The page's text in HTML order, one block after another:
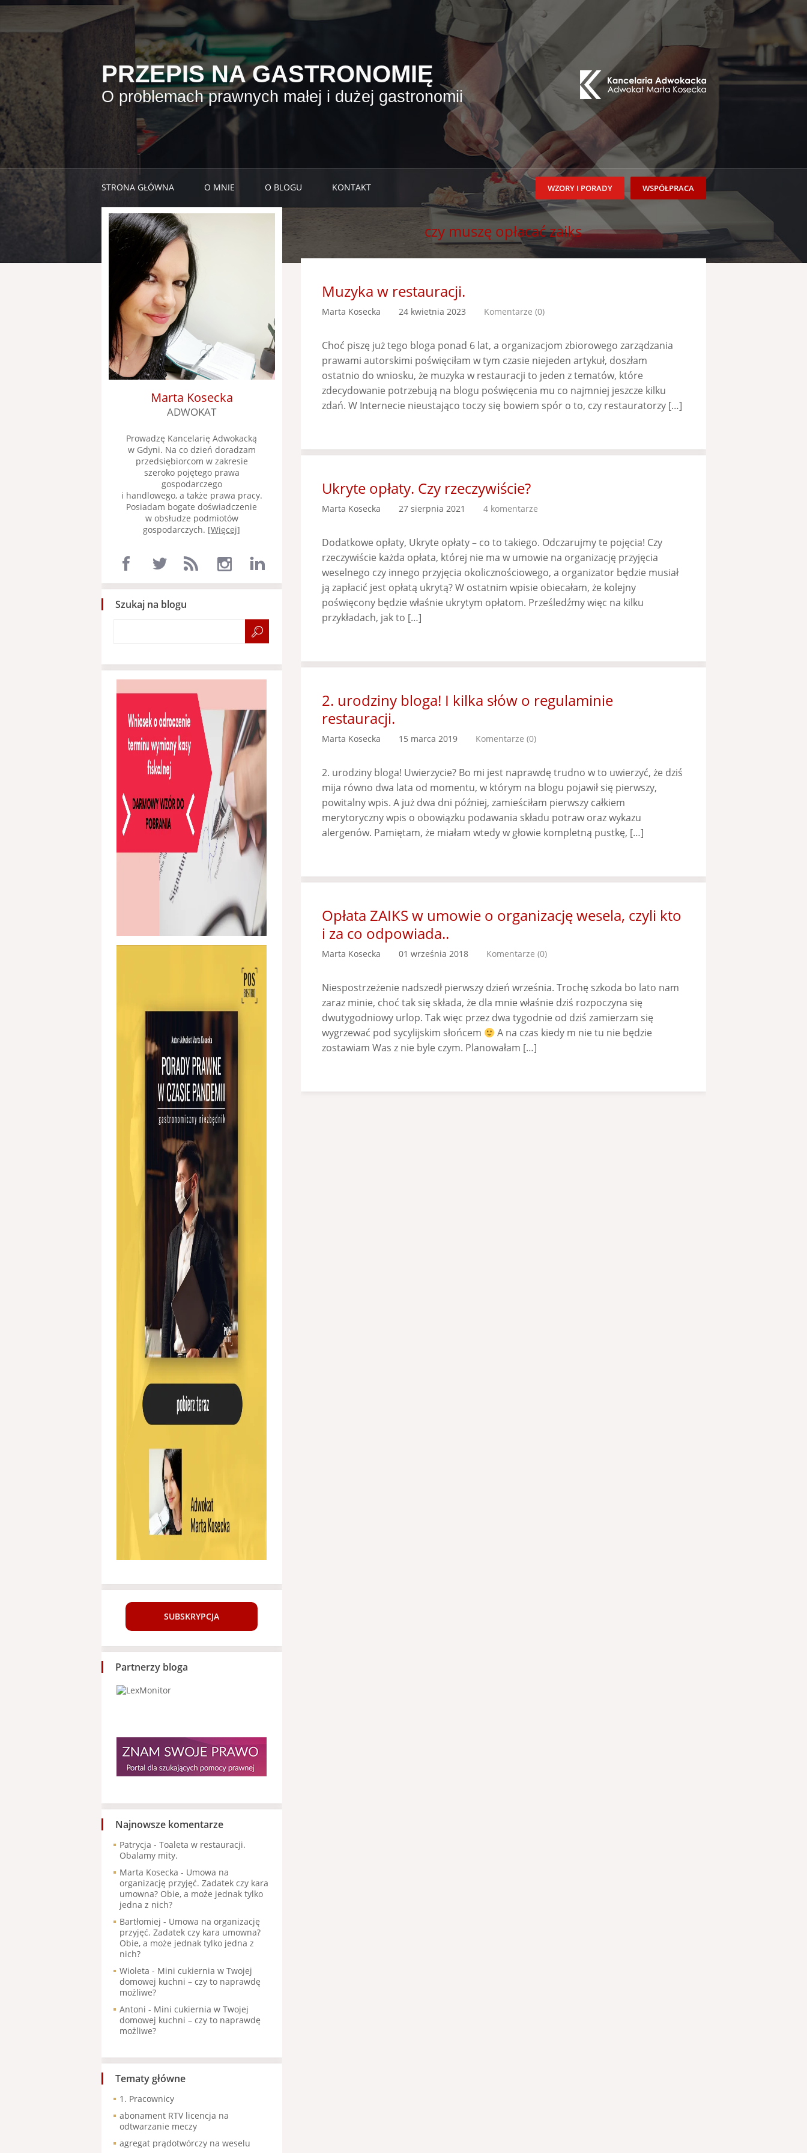
PRZEPIS NA GASTRONOMIĘ
O problemach prawnych małej i dużej gastronomii
STRONA GŁÓWNA O MNIE O BLOGU KONTAKT WSPÓŁPRACA
WZORY I PORADY
czy muszę opłacać zaiks
Muzyka w restauracji.
Marta Kosecka 24 kwietnia 2023 Komentarze (0)
Choć piszę już tego bloga ponad 6 lat, a organizacjom zbiorowego zarządzania
prawami autorskimi poświęciłam w tym czasie niejeden artykuł, doszłam
ostatnio do wniosku, że muzyka w restauracji to jeden z tematów, które
zdecydowanie potrzebują na blogu poświęcenia mu co najmniej jeszcze kilku
zdań. W Internecie nieustająco toczy się bowiem spór o to, czy restauratorzy […]
Ukryte opłaty. Czy rzeczywiście?
Marta Kosecka 27 sierpnia 2021 4 komentarze
Dodatkowe opłaty, Ukryte opłaty – co to takiego. Odczarujmy te pojęcia! Czy
rzeczywiście każda opłata, której nie ma w umowie na organizację przyjęcia
weselnego czy innego przyjęcia okolicznościowego, a organizator będzie musiał
ją zapłacić jest opłatą ukrytą? W ostatnim wpisie obiecałam, że kolejny
poświęcony będzie właśnie ukrytym opłatom. Prześledźmy więc na kilku
przykładach, jak to […]
2. urodziny bloga! I kilka słów o regulaminie
restauracji.
Marta Kosecka 15 marca 2019 Komentarze (0)
2. urodziny bloga! Uwierzycie? Bo mi jest naprawdę trudno w to uwierzyć, że dziś
mija równo dwa lata od momentu, w którym na blogu pojawił się pierwszy,
powitalny wpis. A już dwa dni później, zamieściłam pierwszy całkiem
merytoryczny wpis o obowiązku podawania składu potraw oraz wykazu
alergenów. Pamiętam, że miałam wtedy w głowie kompletną pustkę, […]
Opłata ZAIKS w umowie o organizację wesela, czyli kto
i za co odpowiada..
Marta Kosecka 01 września 2018 Komentarze (0)
Niespostrzeżenie nadszedł pierwszy dzień września. Trochę szkoda bo lato nam
zaraz minie, choć tak się składa, że dla mnie właśnie dziś rozpoczyna się
dwutygodniowy urlop. Tak więc przez dwa tygodnie od dziś zamierzam się
wygrzewać pod sycylijskim słońcem
A na czas kiedy m nie tu nie będzie
zostawiam Was z nie byle czym. Planowałam […]
Marta Kosecka
ADWOKAT
Prowadzę Kancelarię Adwokacką
w Gdyni. Na co dzień doradzam
przedsiębiorcom w zakresie
szeroko pojętego prawa
gospodarczego
i handlowego, a także prawa pracy.
Posiadam bogate doświadczenie
w obsłudze podmiotów
gospodarczych. [Więcej]
Szukaj na blogu
SUBSKRYPCJA
Partnerzy bloga
Najnowsze komentarze
Patrycja - Toaleta w restauracji.
Obalamy mity.
Marta Kosecka - Umowa na
organizację przyjęć. Zadatek czy kara
umowna? Obie, a może jednak tylko
jedna z nich?
Bartłomiej - Umowa na organizację
przyjęć. Zadatek czy kara umowna?
Obie, a może jednak tylko jedna z
nich?
Wioleta - Mini cukiernia w Twojej
domowej kuchni – czy to naprawdę
możliwe?
Antoni - Mini cukiernia w Twojej
domowej kuchni – czy to naprawdę
możliwe?
Tematy główne
1. Pracownicy
abonament RTV licencja na
odtwarzanie meczy
agregat prądotwórczy na weselu